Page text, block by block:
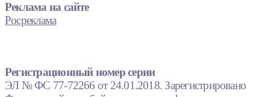
Реклама на сайте
Росреклама
Регистрационный номер серии
ЭЛ № ФС 77-72266 от 24.01.2018. Зарегистрировано